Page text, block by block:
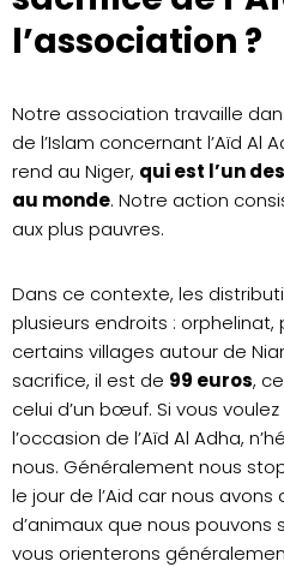
l’association ?
Notre association travaille
de l’Islam concernant l’Aïd Al
rend au Niger, qui est l’un
au monde. Notre action
aux plus pauvres.
Dans ce contexte, les
plusieurs endroits :
certains villages autour de
sacrifice, il est de 99 euros,
celui d’un bœuf. Si vous
l’occasion de l’Aïd Al Adha,
nous. Généralement nous
le jour de l’Aid car nous
d’animaux que nous pouvons
vous orienterons